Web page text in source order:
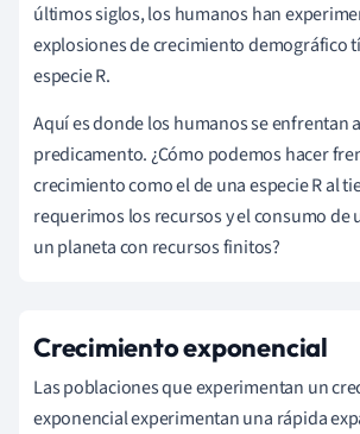
últimos siglos, los humanos han
explosiones de crecimiento demográfico
especie R.
Aquí es donde los humanos se enfrentan
predicamento. ¿Cómo podemos hacer
crecimiento como el de una especie R al
requerimos los recursos y el consumo de
un planeta con recursos finitos?
Crecimiento exponencial
Las poblaciones que experimentan un
exponencial experimentan una rápida